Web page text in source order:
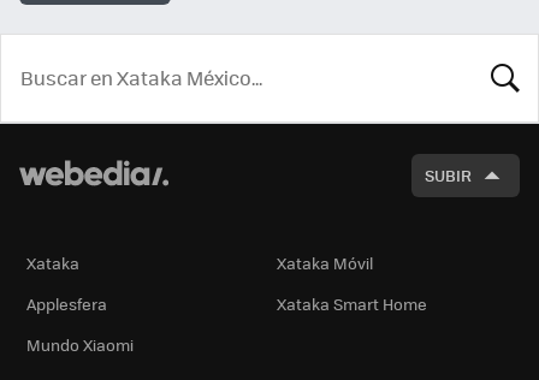
SUBIR
Xataka
Xataka Móvil
Applesfera
Xataka Smart Home
Mundo Xiaomi